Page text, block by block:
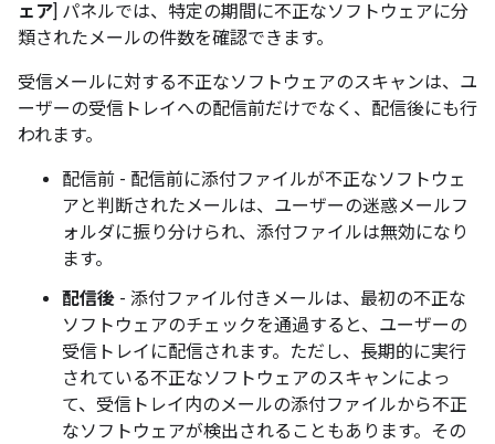
ェア ] パネルでは、特定の期間に不正なソフトウェアに分
類されたメールの件数を確認できます。
受信メールに対する不正なソフトウェアのスキャンは、ユ
ーザーの受信トレイへの配信前だけでなく、配信後にも行
われます。
配信前 - 配信前に添付ファイルが不正なソフトウェ
アと判断されたメールは、ユーザーの迷惑メールフ
ォルダに振り分けられ、添付ファイルは無効になり
ます。
配信後 - 添付ファイル付きメールは、最初の不正な
ソフトウェアのチェックを通過すると、ユーザーの
受信トレイに配信されます。ただし、長期的に実行
されている不正なソフトウェアのスキャンによっ
て、受信トレイ内のメールの添付ファイルから不正
なソフトウェアが検出されることもあります。その